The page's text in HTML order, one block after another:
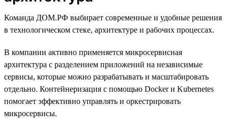
Команда ДОМ.РФ выбирает современные и удобные решения
в технологическом стеке, архитектуре и рабочих процессах.
В компании активно применяется микросервисная
архитектура с разделением приложений на независимые
сервисы, которые можно разрабатывать и масштабировать
отдельно. Контейнеризация с помощью Docker и Kubernetes
помогает эффективно управлять и оркестрировать
микросервисы.